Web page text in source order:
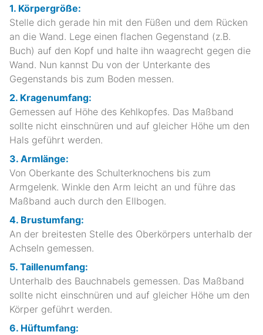
1. Körpergröße:
Stelle dich gerade hin mit den Füßen und dem Rücken
an die Wand. Lege einen flachen Gegenstand (z.B.
Buch) auf den Kopf und halte ihn waagrecht gegen die
Wand. Nun kannst Du von der Unterkante des
Gegenstands bis zum Boden messen.
2. Kragenumfang:
Gemessen auf Höhe des Kehlkopfes. Das Maßband
sollte nicht einschnüren und auf gleicher Höhe um den
Hals geführt werden.
3. Armlänge:
Von Oberkante des Schulterknochens bis zum
Armgelenk. Winkle den Arm leicht an und führe das
Maßband auch durch den Ellbogen.
4. Brustumfang:
An der breitesten Stelle des Oberkörpers unterhalb der
Achseln gemessen.
5. Taillenumfang:
Unterhalb des Bauchnabels gemessen. Das Maßband
sollte nicht einschnüren und auf gleicher Höhe um den
Körper geführt werden.
6. Hüftumfang: